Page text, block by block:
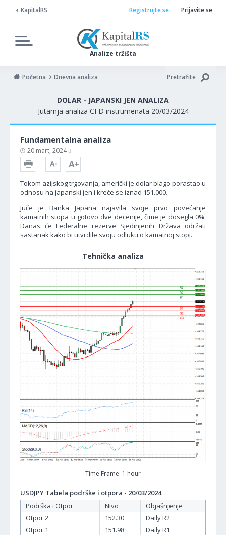
KapitalRS
Analize tržišta
Registrujte se Prijavite se
Početna Dnevna analiza Pretražite
DOLAR - JAPANSKI JEN ANALIZA
Jutarnja analiza CFD instrumenata 20/03/2024
Fundamentalna analiza
20 mart, 2024
Tokom azijskog trgovanja, američki je dolar blago porastao u
odnosu na japanski jen i kreće se iznad 151.000.
Juče je Banka Japana najavila svoje prvo povećanje
kamatnih stopa u gotovo dve decenije, čime je dosegla 0%.
Danas će Federalne rezerve Sjedinjenih Država održati
sastanak kako bi utvrdile svoju odluku o kamatnoj stopi.
Tehnička analiza
Time Frame: 1 hour
USDJPY Tabela podrške i otpora - 20/03/2024
Podrška i Otpor
Nivo
Objašnjenje
Otpor 2
152.30
Daily R2
Otpor 1
151.98
Daily R1